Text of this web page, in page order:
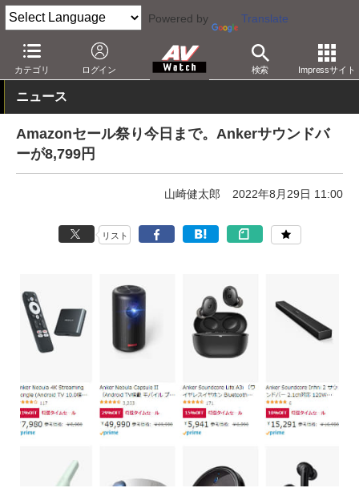
Powered by Translate
カテゴリ ログイン 検索 Impressサイト
AV Watch 動向 ショップ セール
ニュース
Amazonセール祭り今日まで。Ankerサウンドバ
ーが8,799円
山崎健太郎 2022年8月29日 11:00
リスト